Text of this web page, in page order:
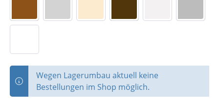
Wegen Lagerumbau aktuell keine
Bestellungen im Shop möglich.